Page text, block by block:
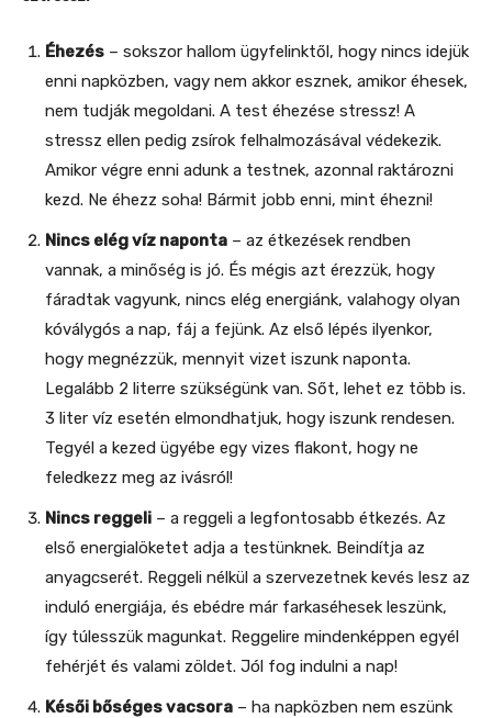
Éhezés – sokszor hallom ügyfelinktől, hogy nincs idejük
enni napközben, vagy nem akkor esznek, amikor éhesek,
nem tudják megoldani. A test éhezése stressz! A
stressz ellen pedig zsírok felhalmozásával védekezik.
Amikor végre enni adunk a testnek, azonnal raktározni
kezd. Ne éhezz soha! Bármit jobb enni, mint éhezni!
Nincs elég víz naponta – az étkezések rendben
vannak, a minőség is jó. És mégis azt érezzük, hogy
fáradtak vagyunk, nincs elég energiánk, valahogy olyan
kóválygós a nap, fáj a fejünk. Az első lépés ilyenkor,
hogy megnézzük, mennyit vizet iszunk naponta.
Legalább 2 literre szükségünk van. Sőt, lehet ez több is.
3 liter víz esetén elmondhatjuk, hogy iszunk rendesen.
Tegyél a kezed ügyébe egy vizes flakont, hogy ne
feledkezz meg az ivásról!
Nincs reggeli – a reggeli a legfontosabb étkezés. Az
első energialöketet adja a testünknek. Beindítja az
anyagcserét. Reggeli nélkül a szervezetnek kevés lesz az
induló energiája, és ebédre már farkaséhesek leszünk,
így túlesszük magunkat. Reggelire mindenképpen egyél
fehérjét és valami zöldet. Jól fog indulni a nap!
Késői bőséges vacsora – ha napközben nem eszünk